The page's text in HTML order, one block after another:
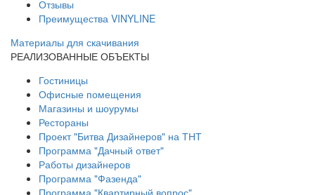
Отзывы
Преимущества VINYLINE
Материалы для скачивания
РЕАЛИЗОВАННЫЕ ОБЪЕКТЫ
Гостиницы
Офисные помещения
Магазины и шоурумы
Рестораны
Проект "Битва Дизайнеров" на ТНТ
Программа "Дачный ответ"
Работы дизайнеров
Программа "Фазенда"
Программа "Квартирный вопрос"